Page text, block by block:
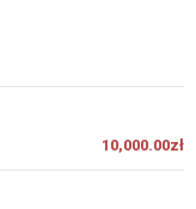
10,000.00zł